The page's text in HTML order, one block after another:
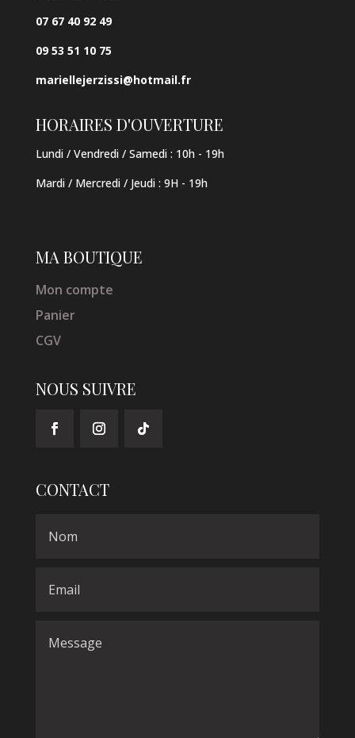
07 67 40 92 49
09 53 51 10 75
mariellejerzissi@hotmail.fr
HORAIRES D'OUVERTURE
Lundi / Vendredi / Samedi : 10h - 19h
Mardi / Mercredi / Jeudi : 9H - 19h
MA BOUTIQUE
Mon compte
Panier
CGV
NOUS SUIVRE
CONTACT